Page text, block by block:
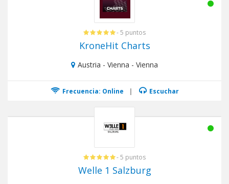
- 5 puntos
KroneHit Charts
Austria - Vienna - Vienna
Frecuencia: Online | Escuchar
- 5 puntos
Welle 1 Salzburg